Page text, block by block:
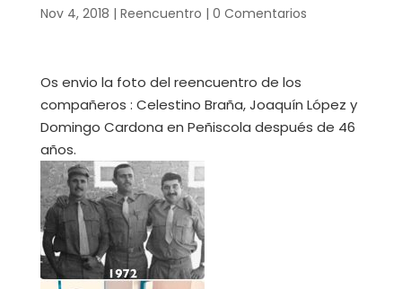
Nov 4, 2018 | Reencuentro | 0 Comentarios
Os envio la foto del reencuentro de los
compañeros : Celestino Braña, Joaquín López y
Domingo Cardona en Peñiscola después de 46
años.